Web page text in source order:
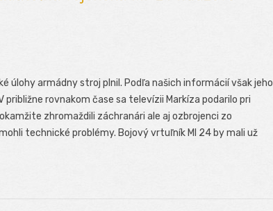
úlohy armádny stroj plnil. Podľa našich informácií však jeho
približne rovnakom čase sa televízii Markíza podarilo pri
zhromaždili záchranári ale aj ozbrojenci zo
technické problémy. Bojový vrtuľník MI 24 by mali už